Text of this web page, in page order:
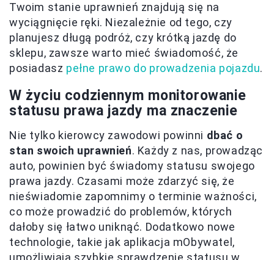
Twoim stanie uprawnień znajdują się na
wyciągnięcie ręki. Niezależnie od tego, czy
planujesz długą podróż, czy krótką jazdę do
sklepu, zawsze warto mieć świadomość, że
posiadasz pełne prawo do prowadzenia pojazdu.
W życiu codziennym monitorowanie
statusu prawa jazdy ma znaczenie
Nie tylko kierowcy zawodowi powinni dbać o
stan swoich uprawnień. Każdy z nas, prowadząc
auto, powinien być świadomy statusu swojego
prawa jazdy. Czasami może zdarzyć się, że
nieświadomie zapomnimy o terminie ważności,
co może prowadzić do problemów, których
dałoby się łatwo uniknąć. Dodatkowo nowe
technologie, takie jak aplikacja mObywatel,
umożliwiają szybkie sprawdzenie statusu w